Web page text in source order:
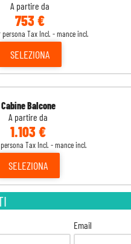
A partire da
753 €
persona Tax Incl. - mance incl.
SELEZIONA
Cabine Balcone
A partire da
1.103 €
Tax Incl. - mance incl.
SELEZIONA
Email